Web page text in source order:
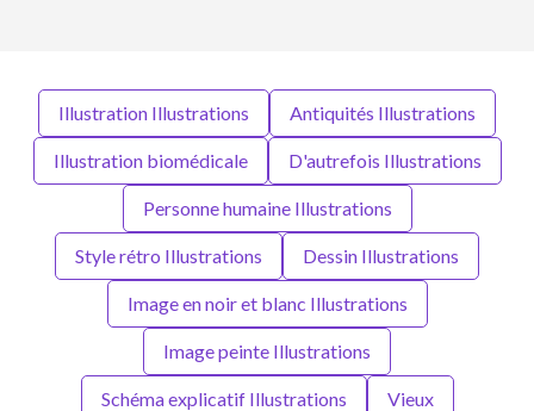
Illustration Illustrations Antiquités Illustrations
Illustration biomédicale D'autrefois Illustrations
Personne humaine Illustrations
Style rétro Illustrations Dessin Illustrations
Image en noir et blanc Illustrations
Image peinte Illustrations
Schéma explicatif Illustrations Vieux